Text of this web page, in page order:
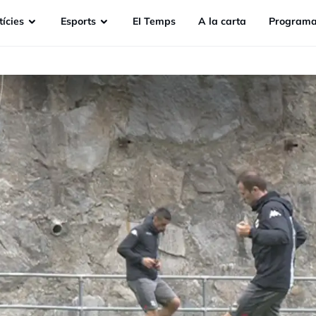
Esports EI Temps A la carta